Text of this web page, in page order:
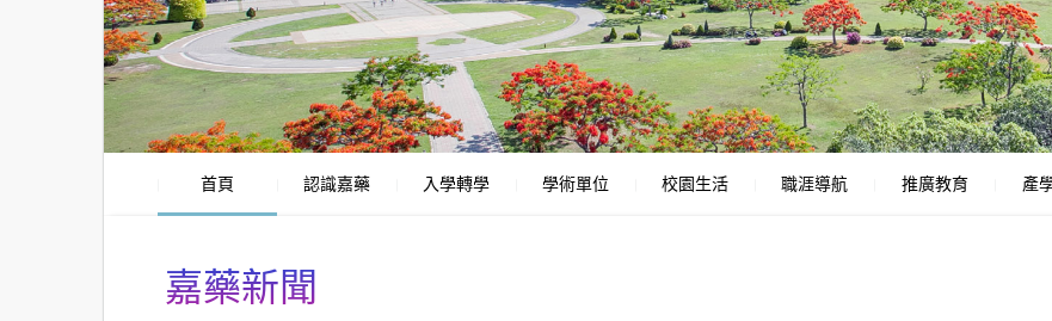
首頁 認識嘉藥 入學轉學 學術單位 校園生活 職涯導航 推廣教育 產
嘉藥新聞